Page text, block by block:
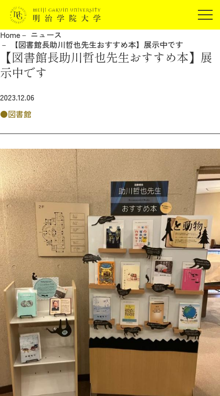
在学生の方
卒業生の方
JP
受験生の方
卒業生の方
保証人の方
企業・研究者の方
地域・一般の方
報道関係の方
明治学院大学について
教育
研究
学生生活
留学・国際交流
キャリア
ボランティア
生涯学習・社会連携
Home
ニュース
【図書館長助川哲也先生おすすめ本】展示中です
【図書館長助川哲也先生おすすめ本】展
示中です
2023.12.06
図書館